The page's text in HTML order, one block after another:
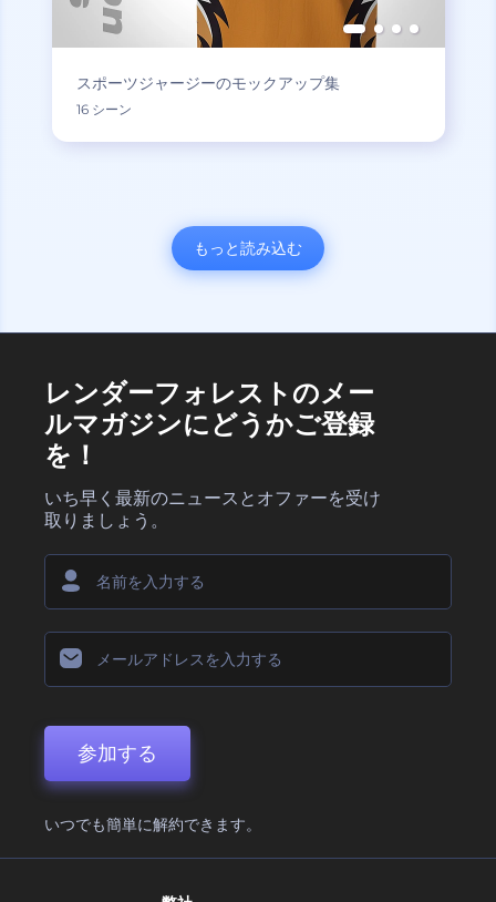
スポーツジャージーのモックアップ集
16 シーン
もっと読み込む
レンダーフォレストのメー
ルマガジンにどうかご登録
を！
いち早く最新のニュースとオファーを受け
取りましょう。
参加する
いつでも簡単に解約できます。